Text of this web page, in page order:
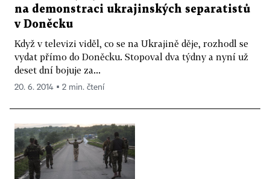
na demonstraci ukrajinských separatistů
v Doněcku
Když v televizi viděl, co se na Ukrajině děje, rozhodl se
vydat přímo do Doněcku. Stopoval dva týdny a nyní už
deset dní bojuje za...
20. 6. 2014 ▪ 2 min. čtení